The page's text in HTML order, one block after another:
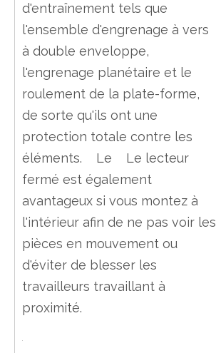
d'entraînement tels que
l'ensemble d'engrenage à vers
à double enveloppe,
l'engrenage planétaire et le
roulement de la plate-forme,
de sorte qu'ils ont une
protection totale contre les
éléments. Le Le lecteur
fermé est également
avantageux si vous montez à
l'intérieur afin de ne pas voir les
pièces en mouvement ou
d'éviter de blesser les
travailleurs travaillant à
proximité.